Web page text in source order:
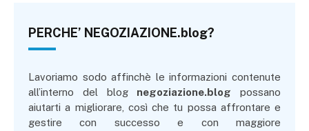
PERCHE’ NEGOZIAZIONE.blog?
Lavoriamo sodo affinchè le informazioni contenute
all’interno del blog negoziazione.blog possano
aiutarti a migliorare, così che tu possa affrontare e
gestire con successo e con maggiore